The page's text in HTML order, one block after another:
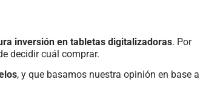
inversión en tabletas digitalizadoras. Por
decidir cuál comprar.
, y que basamos nuestra opinión en base a